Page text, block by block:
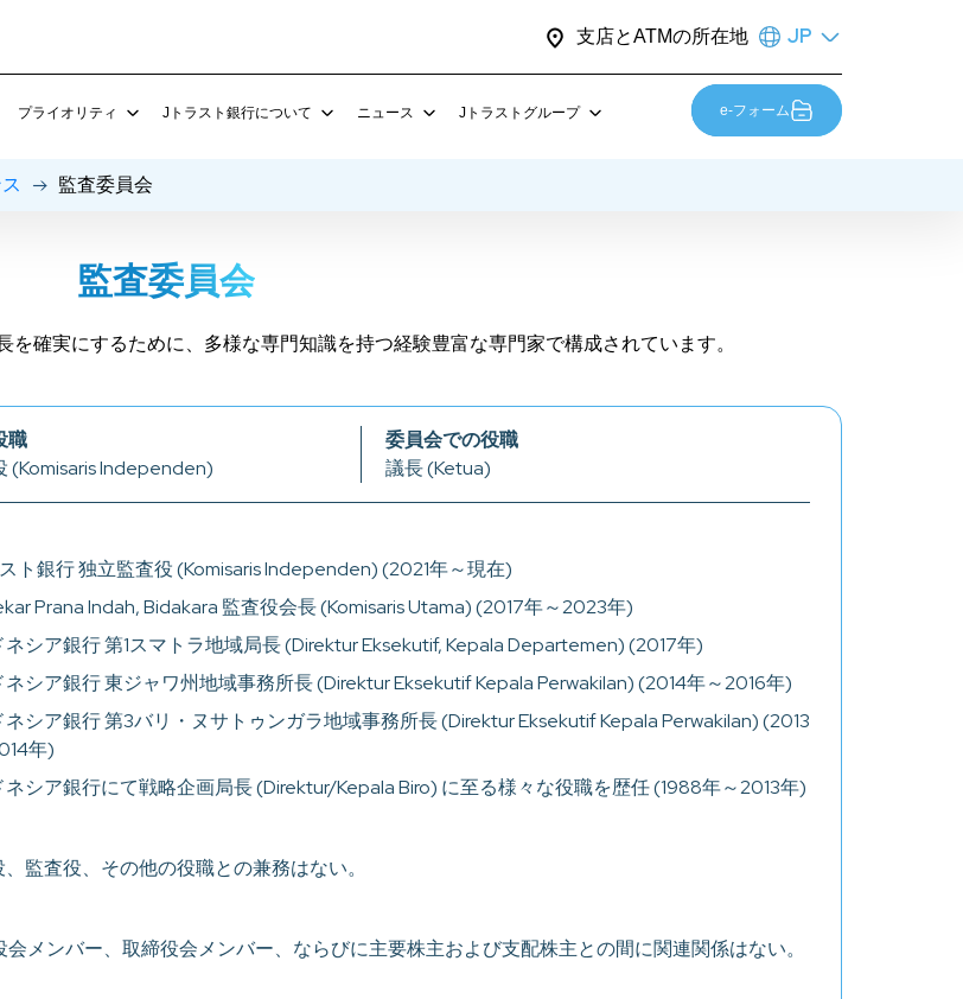
支店とATMの所在地 JP
その他
プロモーション
外国為替サービス
その他
プライオリティ
サービス
外国為替
Jトラスト銀行について
企業情報
ニュース
その他
Jトラストグループ
J Trust Investments Indonesia
e-フォーム
監査委員会
監査委員会
確実にするために、多様な専門知識を持つ経験豊富な専門家で構成されています。
職
(Komisaris Independen)
委員会での役職
議長 (Ketua)
ト銀行 独立監査役 (Komisaris Independen) (2021年～現在)
Prana Indah, Bidakara 監査役会長 (Komisaris Utama) (2017年～2023年)
ネシア銀行 第1スマトラ地域局長 (Direktur Eksekutif, Kepala Departemen) (2017年)
ネシア銀行 東ジャワ州地域事務所長 (Direktur Eksekutif Kepala Perwakilan) (2014年～2016年)
ネシア銀行 第3バリ・ヌサトゥンガラ地域事務所長 (Direktur Eksekutif Kepala Perwakilan) (2013
年)
ネシア銀行にて戦略企画局長 (Direktur/Kepala Biro) に至る様々な役職を歴任 (1988年～2013年)
監査役、その他の役職との兼務はない。
会メンバー、取締役会メンバー、ならびに主要株主および支配株主との間に関連関係はない。